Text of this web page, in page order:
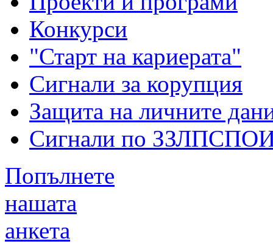
Конкурси
"Старт на кариерата"
Сигнали за корупция
Защита на личните
Сигнали по
Попълнете
нашата
анкета